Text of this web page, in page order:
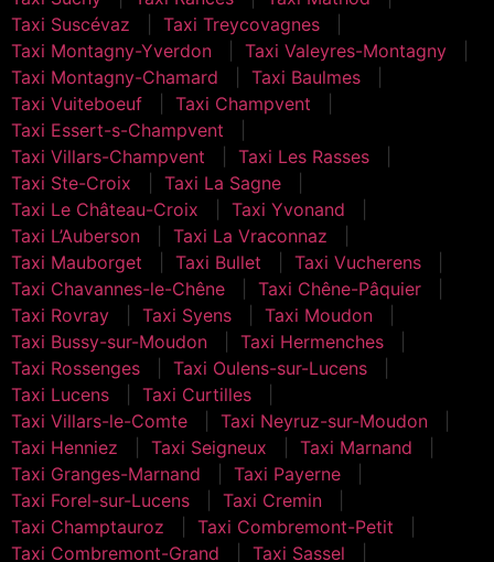
Taxi Suscévaz
Taxi Treycovagnes
Taxi Montagny-Yverdon
Taxi Valeyres-Montagny
Taxi Montagny-Chamard
Taxi Baulmes
Taxi Vuiteboeuf
Taxi Champvent
Taxi Essert-s-Champvent
Taxi Villars-Champvent
Taxi Les Rasses
Taxi Ste-Croix
Taxi La Sagne
Taxi Le Château-Croix
Taxi Yvonand
Taxi L’Auberson
Taxi La Vraconnaz
Taxi Mauborget
Taxi Bullet
Taxi Vucherens
Taxi Chavannes-le-Chêne
Taxi Chêne-Pâquier
Taxi Rovray
Taxi Syens
Taxi Moudon
Taxi Bussy-sur-Moudon
Taxi Hermenches
Taxi Rossenges
Taxi Oulens-sur-Lucens
Taxi Lucens
Taxi Curtilles
Taxi Villars-le-Comte
Taxi Neyruz-sur-Moudon
Taxi Henniez
Taxi Seigneux
Taxi Marnand
Taxi Granges-Marnand
Taxi Payerne
Taxi Forel-sur-Lucens
Taxi Cremin
Taxi Champtauroz
Taxi Combremont-Petit
Taxi Combremont-Grand
Taxi Sassel